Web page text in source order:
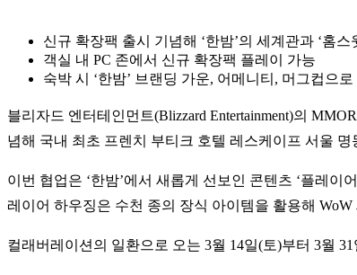
신규 확장팩 출시 기념해 ‘한밤’의 세계관과 ‘홈
객실 내 PC 존에서 신규 확장팩 플레이 가능
숙박 시 ‘한밤’ 브랜딩 가운, 어메니티, 머그컵으
블리자드 엔터테인먼트(Blizzard Entertainment)의
념해 국내 최초 프렌치 부티크 호텔 레스케이프 서울
이번 협업은 ‘한밤’에서 새롭게 선보인 콘텐츠 ‘플레
레이어 하우징은 수천 종의 장식 아이템을 활용해
컬래버레이션의 일환으로 오는 3월 14일(토)부터 3월